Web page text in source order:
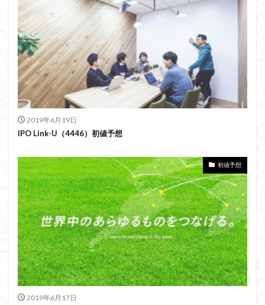
2019年6月19日
IPO Link-U（4446）初値予想
初値予想
2019年6月17日